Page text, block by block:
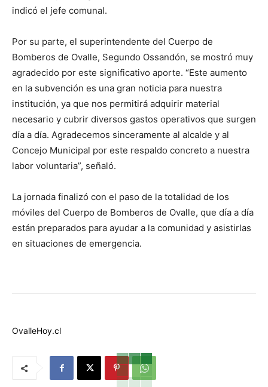
indicó el jefe comunal.
Por su parte, el superintendente del Cuerpo de
Bomberos de Ovalle, Segundo Ossandón, se mostró muy
agradecido por este significativo aporte. “Este aumento
en la subvención es una gran noticia para nuestra
institución, ya que nos permitirá adquirir material
necesario y cubrir diversos gastos operativos que surgen
día a día. Agradecemos sinceramente al alcalde y al
Concejo Municipal por este respaldo concreto a nuestra
labor voluntaria”, señaló.
La jornada finalizó con el paso de la totalidad de los
móviles del Cuerpo de Bomberos de Ovalle, que día a día
están preparados para ayudar a la comunidad y asistirlas
en situaciones de emergencia.
OvalleHoy.cl